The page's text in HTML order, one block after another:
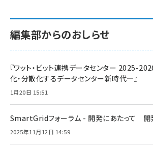
編集部からのおしらせ
『ワット・ビット連携データセンター
化・分散化するデータセンター新時代―』
1月20日 15:51
SmartGridフォーラム - 開発にあたって 開
2025年11月12日 14:59